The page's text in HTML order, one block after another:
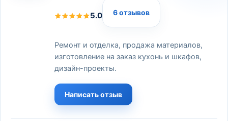
5.0 6 отзывов
Ремонт и отделка, продажа материалов,
изготовление на заказ кухонь и шкафов,
дизайн-проекты.
Написать отзыв